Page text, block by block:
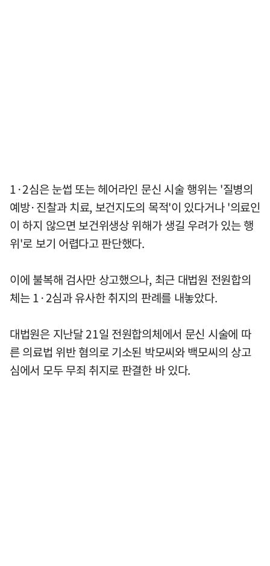
1·2심은 눈썹 또는 헤어라인 문신 시술 행위는 '질병의
예방·진찰과 치료, 보건지도의 목적'이 있다거나 '의료인
이 하지 않으면 보건위생상 위해가 생길 우려가 있는 행
위'로 보기 어렵다고 판단했다.
이에 불복해 검사만 상고했으나, 최근 대법원 전원합의
체는 1·2심과 유사한 취지의 판례를 내놓았다.
대법원은 지난달 21일 전원합의체에서 문신 시술에 따
른 의료법 위반 혐의로 기소된 박모씨와 백모씨의 상고
심에서 모두 무죄 취지로 판결한 바 있다.